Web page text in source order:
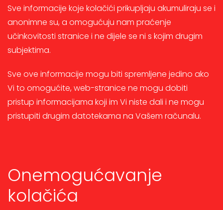
Sve informacije koje kolačići prikupljaju akumuliraju se i
anonimne su, a omogućuju nam praćenje
učinkovitosti stranice i ne dijele se ni s kojim drugim
subjektima.
Sve ove informacije mogu biti spremljene jedino ako
Vi to omogućite, web-stranice ne mogu dobiti
pristup informacijama koji im Vi niste dali i ne mogu
pristupiti drugim datotekama na Vašem računalu.
Onemogućavanje
kolačića